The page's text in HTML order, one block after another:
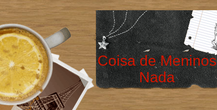
Coisa de Meninos
Nada